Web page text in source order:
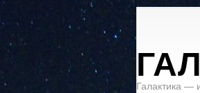
Галактика —